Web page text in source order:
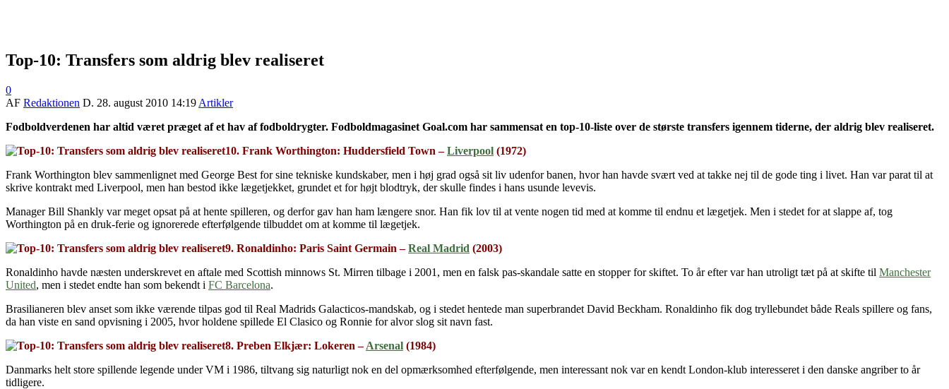
Top-10: Transfers som aldrig blev realiseret
0
AF Redaktionen D. 28. august 2010 14:19 Artikler
Fodboldverdenen har altid været præget af et hav af fodboldrygter. Fodboldmagasinet Goal.com har sammensat en top-10-liste over de største transfers igennem tiderne, der aldrig blev realiseret.
10. Frank Worthington: Huddersfield Town –Liverpool (1972)
Frank Worthington blev sammenlignet med George Best for sine tekniske kundskaber, men i høj grad også sit liv udenfor banen, hvor han havde svært ved at takke nej til de gode ting i livet. Han var parat til at
skrive kontrakt med Liverpool, men han bestod ikke lægetjekket, grundet et for højt blodtryk, der skulle findes i hans usunde levevis.
Manager Bill Shankly var meget opsat på at hente spilleren, og derfor gav han ham længere snor. Han fik lov til at vente nogen tid med at komme til endnu et lægetjek. Men i stedet for at slappe af, tog
Worthington på en druk-ferie og ignorerede efterfølgende tilbuddet om at komme til lægetjek.
9. Ronaldinho: Paris Saint Germain –Real Madrid (2003)
Ronaldinho havde næsten underskrevet en aftale med Scottish minnows St. Mirren tilbage i 2001, men en falsk pas-skandale satte en stopper for skiftet. To år efter var han utroligt tæt på at skifte til Manchester
United, men i stedet endte han som bekendt i FC Barcelona.
Brasilianeren blev anset som ikke værende tilpas god til Real Madrids Galacticos-mandskab, og i stedet hentede man superbrandet David Beckham. Ronaldinho fik dog tryllebundet både Reals spillere og fans,
da han viste en sand opvisning i 2005, hvor holdene spillede El Clasico og Ronnie for alvor slog sit navn fast.
8. Preben Elkjær: Lokeren –Arsenal (1984)
Danmarks helt store spillende legende under VM i 1986, tiltvang sig naturligt nok en del opmærksomhed efterfølgende, men interessant nok var en kendt London-klub interesseret i den danske angriber to år
tidligere.